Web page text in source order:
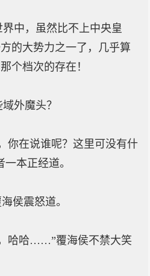
，虽然比不上中央皇
的大势力之一了，几乎算
个档次的存在！
外魔头？
在说谁呢？这里可没有什
本正经道。
震怒道。
哈……”覆海侯不禁大笑